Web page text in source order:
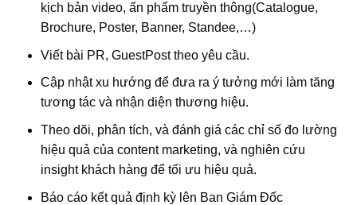
kịch bản video, ấn phẩm truyền thông(Catalogue,
Brochure, Poster, Banner, Standee,…)
Viết bài PR, GuestPost theo yêu cầu.
Cập nhật xu hướng để đưa ra ý tưởng mới làm tăng
tương tác và nhận diện thương hiệu.
Theo dõi, phân tích, và đánh giá các chỉ số đo lường
hiệu quả của content marketing, và nghiên cứu
insight khách hàng để tối ưu hiệu quả.
Báo cáo kết quả định kỳ lên Ban Giám Đốc